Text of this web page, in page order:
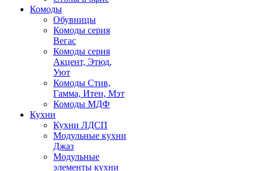
Комоды
Обувницы
Комоды серия
Вегас
Комоды серия
Акцент, Этюд,
Уют
Комоды Стив,
Гамма, Итен, Мэт
Комоды МДФ
Кухни
Кухни ЛДСП
Модульные кухни
Джаз
Модульные
элементы кухни